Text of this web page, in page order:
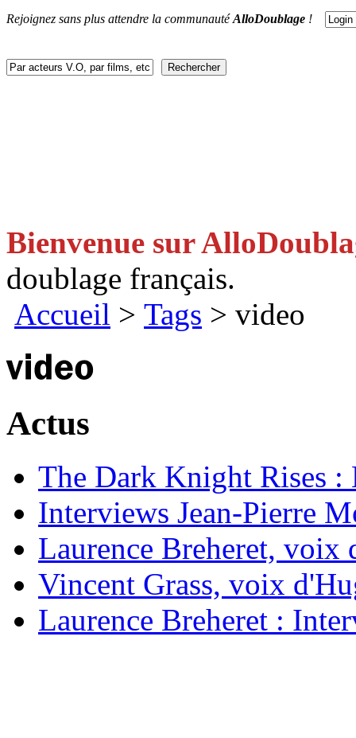
Rejoignez sans plus attendre la communautéAlloDoublage !
Bienvenue sur
doublage français.
Accueil > Tags > video
Actus
The Dark Knight Rises :
Interviews Jean-Pierre
Laurence Breheret, voix
Vincent Grass, voix
Laurence Breheret :